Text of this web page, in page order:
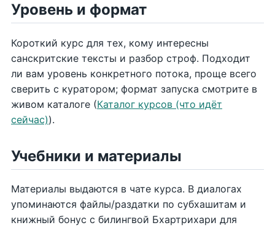
Уровень и формат
Короткий курс для тех, кому интересны
санскритские тексты и разбор строф. Подходит
ли вам уровень конкретного потока, проще всего
сверить с куратором; формат запуска смотрите в
живом каталоге (Каталог курсов (что идёт
сейчас)).
Учебники и материалы
Материалы выдаются в чате курса. В диалогах
упоминаются файлы/раздатки по субхашитам и
книжный бонус с билингвой Бхартрихари для